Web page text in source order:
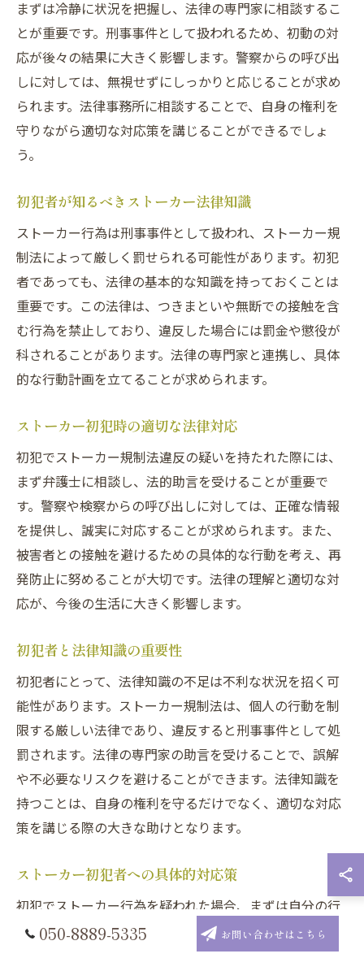
まずは冷静に状況を把握し、法律の専門家に相談するこ
とが重要です。刑事事件として扱われるため、初動の対
応が後々の結果に大きく影響します。警察からの呼び出
しに対しては、無視せずにしっかりと応じることが求め
られます。法律事務所に相談することで、自身の権利を
守りながら適切な対応策を講じることができるでしょ
う。
初犯者が知るべきストーカー法律知識
ストーカー行為は刑事事件として扱われ、ストーカー規
制法によって厳しく罰せられる可能性があります。初犯
者であっても、法律の基本的な知識を持っておくことは
重要です。この法律は、つきまといや無断での接触を含
む行為を禁止しており、違反した場合には罰金や懲役が
科されることがあります。法律の専門家と連携し、具体
的な行動計画を立てることが求められます。
ストーカー初犯時の適切な法律対応
初犯でストーカー規制法違反の疑いを持たれた際には、
まず弁護士に相談し、法的助言を受けることが重要で
す。警察や検察からの呼び出しに対しては、正確な情報
を提供し、誠実に対応することが求められます。また、
被害者との接触を避けるための具体的な行動を考え、再
発防止に努めることが大切です。法律の理解と適切な対
応が、今後の生活に大きく影響します。
初犯者と法律知識の重要性
初犯者にとって、法律知識の不足は不利な状況を招く可
能性があります。ストーカー規制法は、個人の行動を制
限する厳しい法律であり、違反すると刑事事件として処
罰されます。法律の専門家の助言を受けることで、誤解
や不必要なリスクを避けることができます。法律知識を
持つことは、自身の権利を守るだけでなく、適切な対応
策を講じる際の大きな助けとなります。
ストーカー初犯者への具体的対応策
初犯でストーカー行為を疑われた場合、まずは自分の行
動を見直し、法律事務所に相談することが推奨されま
す。警察の呼び出しに対しては、法律の専門家と共に対
050-8889-5335 お問い合わせはこちら